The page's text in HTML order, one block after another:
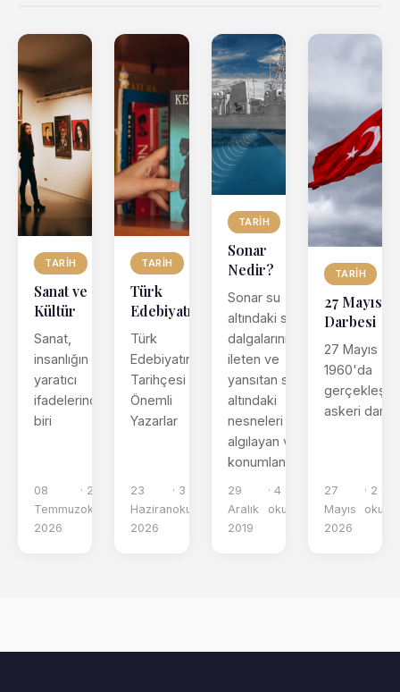
TARIH
Sanat ve
Kültür
Sanat,
insanlığın
yaratıcı
ifadelerinden
biri
08
Temmuz
2026
· 2 dk
okuma
TARIH
Türk
Edebiyatı
Türk
Edebiyatının
Tarihçesi ve
Önemli
Yazarlar
23
Haziran
2026
· 3 dk
okuma
TARIH
Sonar
Nedir?
Sonar su
altındaki ses
dalgalarını
ileten ve
yansıtan su
altındaki
nesneleri
algılayan ve
konumlandı...
29
Aralık
2019
· 4 dk
okuma
TARIH
27 Mayıs
Darbesi
27 Mayıs
1960'da
gerçekleşen
askeri darbe
27
Mayıs
2026
· 2 dk
okuma